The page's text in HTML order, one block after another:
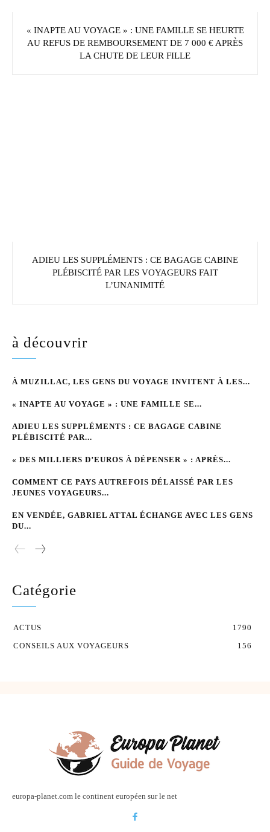
« INAPTE AU VOYAGE » : UNE FAMILLE SE HEURTE
AU REFUS DE REMBOURSEMENT DE 7 000 € APRÈS
LA CHUTE DE LEUR FILLE
ADIEU LES SUPPLÉMENTS : CE BAGAGE CABINE
PLÉBISCITÉ PAR LES VOYAGEURS FAIT
L’UNANIMITÉ
à découvrir
À MUZILLAC, LES GENS DU VOYAGE INVITENT À LES...
« INAPTE AU VOYAGE » : UNE FAMILLE SE...
ADIEU LES SUPPLÉMENTS : CE BAGAGE CABINE
PLÉBISCITÉ PAR...
« DES MILLIERS D’EUROS À DÉPENSER » : APRÈS...
COMMENT CE PAYS AUTREFOIS DÉLAISSÉ PAR LES
JEUNES VOYAGEURS...
EN VENDÉE, GABRIEL ATTAL ÉCHANGE AVEC LES GENS
DU...
Catégorie
ACTUS
1790
CONSEILS AUX VOYAGEURS
156
europa-planet.com le continent européen sur le net